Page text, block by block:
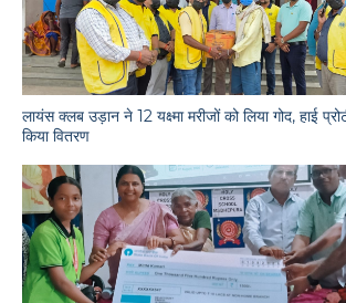
लायंस क्लब उड़ान ने 12 यक्ष्मा मरीजों को लिया गोद, हाई
किया वितरण